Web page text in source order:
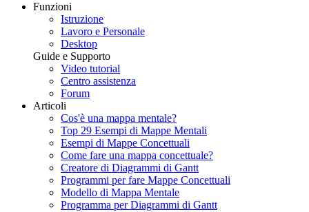
Funzioni
Istruzione
Lavoro e Personale
Desktop
Guide e Supporto
Video tutorial
Centro assistenza
Forum
Articoli
Cos'è una mappa mentale?
Top 29 Esempi di Mappe Mentali
Esempi di Mappe Concettuali
Come fare una mappa concettuale?
Creatore di Diagrammi di Gantt
Programmi per fare Mappe Concettuali
Modello di Mappa Mentale
Programma per Diagrammi di Gantt